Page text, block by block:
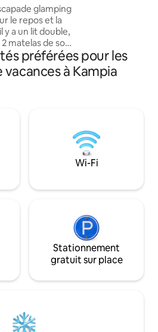
glamping
le repos et la
y a un lit double,
matelas de sol
personnes, ainsi
un
offrant
tente Fat Owl
privé,
élégant, d'une
intelligente et
préférées pour les
vacances à Kampia
Wi-Fi
Stationnement
gratuit sur place